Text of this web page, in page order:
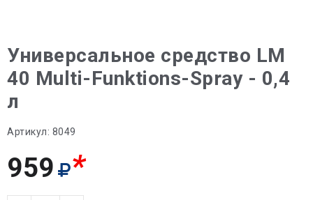
Универсальное средство LM
40 Multi-Funktions-Spray - 0,4
л
Артикул: 8049
959 *